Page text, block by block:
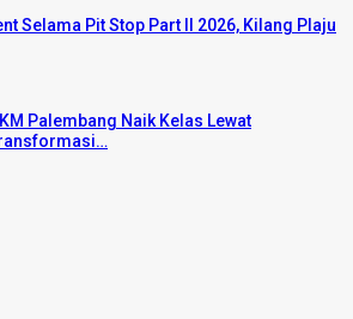
Selama Pit Stop Part II 2026, Kilang Plaju
Palembang Naik Kelas Lewat